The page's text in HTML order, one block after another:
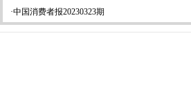
·中国消费者报20230323期